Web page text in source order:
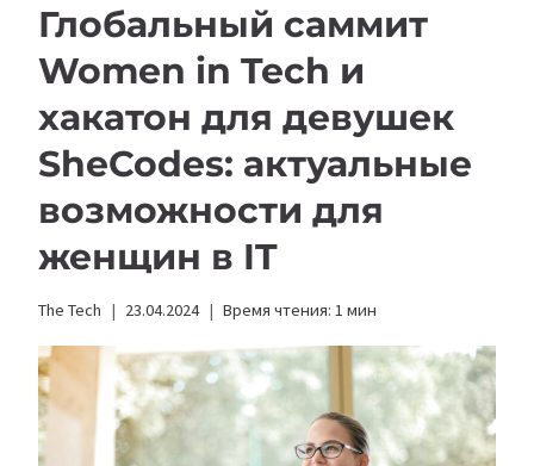
Глобальный саммит
Women in Tech и
хакатон для девушек
SheCodes: актуальные
возможности для
женщин в IT
The Tech 23.04.2024 Время чтения: 1 мин